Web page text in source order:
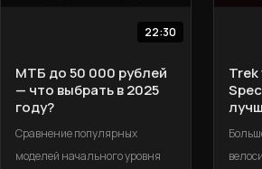
22:30
МТБ до 50 000 рублей
— что выбрать в 2025
году?
Сравнение популярных
моделей начального уровня
Trek